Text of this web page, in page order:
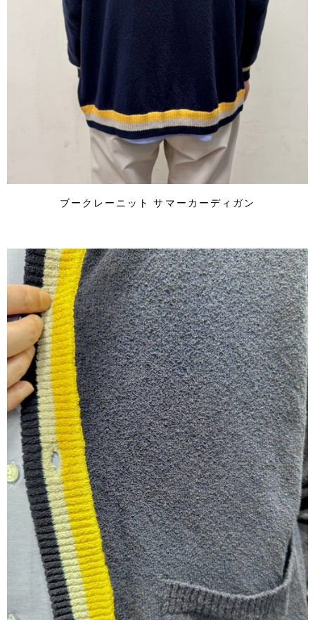
ブークレーニット サマーカーディガン